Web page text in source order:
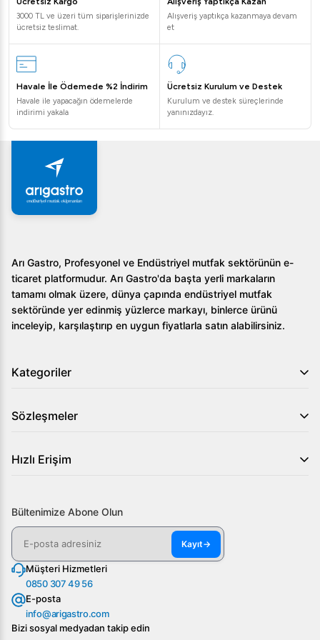
dayanıklılığı kullanıcılar için önemli artılar sağlarken, HACCP
uyumlu dijital kontrol paneli ile güvenilir bir kontrol imkanı sunar.
Sıkça Sorulan Sorular
Bu buzdolabı hangi enerji sınıfına sahiptir?
Öztiryakiler TA 470 NMV buzdolabı, düşük enerji
tüketimi ile bilinen çevre dostu bir üründür.
Kurulum hizmeti sağlıyor musunuz?
şekilde kullanılmasını sağlıyoruz.
Buzdolabı hangi kapasitelerde mevcuttur?
Bu model, 625 litrelik geniş bir iç hacme sahiptir.
çözümü arıyorsanız, Öztiryakiler TA 470 NMV Buzdolabı 4
Kapılı Yatay Tezgah Tip tam size göre. Daha fazla bilgi almak ve
bu ürünün avantajlarından yararlanmak için bizimle iletişime
geçin!
3000 TL ve üzeri tüm siparişlerinizde
ücretsiz teslimat.
Alışveriş yaptıkça kazanmaya devam
et
Havale İle Ödemede %2 İndirim
Havale ile yapacağın ödemelerde
indirimi yakala
Ücretsiz Kurulum ve Destek
Kurulum ve destek süreçlerinde
yanınızdayız.
Arı Gastro, Profesyonel ve Endüstriyel mutfak sektörünün e-
ticaret platformudur. Arı Gastro'da başta yerli markaların
tamamı olmak üzere, dünya çapında endüstriyel mutfak
sektöründe yer edinmiş yüzlerce markayı, binlerce ürünü
inceleyip, karşılaştırıp en uygun fiyatlarla satın alabilirsiniz.
Kategoriler
Sözleşmeler
Hızlı Erişim
Bültenimize Abone Olun
Kayıt→
Müşteri Hizmetleri
0850 307 49 56
E-posta
info@arigastro.com
Bizi sosyal medyadan takip edin